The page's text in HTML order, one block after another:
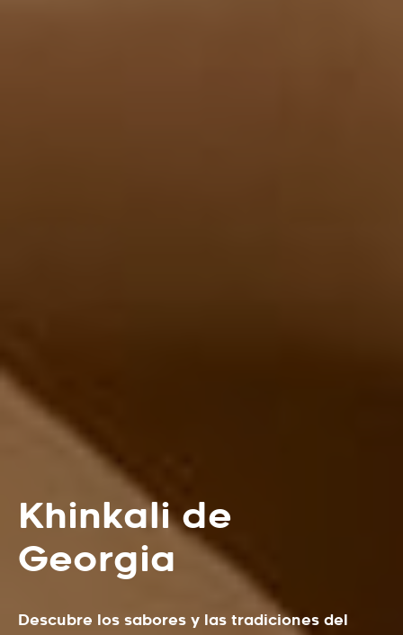
Khinkali de
Georgia
Descubre los sabores y las tradiciones del